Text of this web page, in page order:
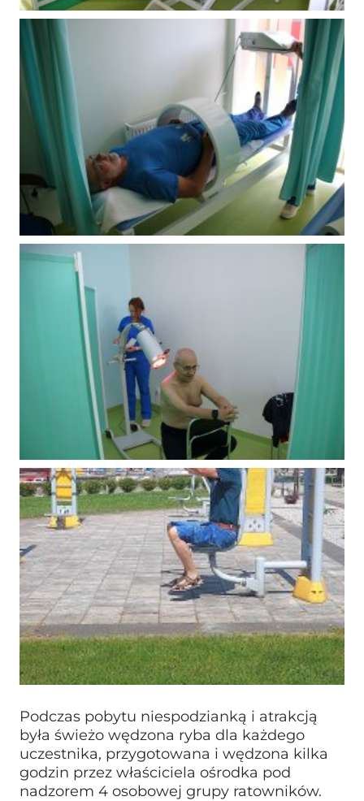
Podczas pobytu niespodzianką i atrakcją
była świeżo wędzona ryba dla każdego
uczestnika, przygotowana i wędzona kilka
godzin przez właściciela ośrodka pod
nadzorem 4 osobowej grupy ratowników.